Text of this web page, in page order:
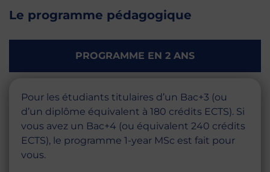
Le programme pédagogique
PROGRAMME EN 2 ANS
Pour les étudiants titulaires d’un Bac+3 (ou
d’un diplôme équivalent à 180 crédits ECTS). Si
vous avez un Bac+4 (ou équivalent 240 crédits
ECTS), le programme 1-year MSc est fait pour
vous.